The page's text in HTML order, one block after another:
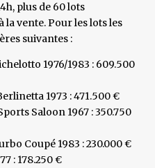
plus de 60 lots
vente. Pour les lots les
suivantes :
1976/1983 : 609.500
1973 : 471.500 €
Saloon 1967 : 350.750
Coupé 1983 : 230.000 €
: 178.250 €